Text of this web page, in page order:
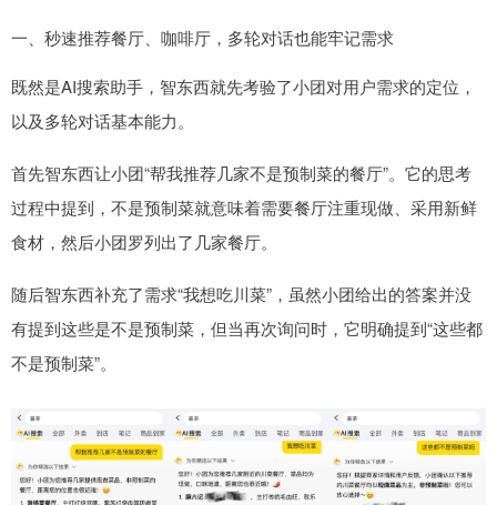
一、秒速推荐餐厅、咖啡厅，多轮对话也能牢记需求
既然是AI搜索助手，智东西就先考验了小团对用户需求的定位，
以及多轮对话基本能力。
首先智东西让小团“帮我推荐几家不是预制菜的餐厅”。它的思考
过程中提到，不是预制菜就意味着需要餐厅注重现做、采用新鲜
食材，然后小团罗列出了几家餐厅。
随后智东西补充了需求“我想吃川菜”，虽然小团给出的答案并没
有提到这些是不是预制菜，但当再次询问时，它明确提到“这些都
不是预制菜”。